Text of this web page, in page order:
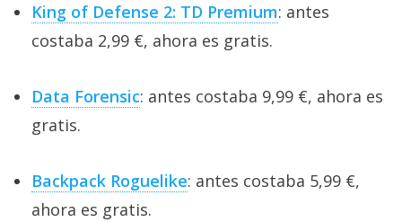
King of Defense 2: TD Premium: antes
costaba 2,99 €, ahora es gratis.
Data Forensic: antes costaba 9,99 €, ahora es
gratis.
Backpack Roguelike: antes costaba 5,99 €,
ahora es gratis.